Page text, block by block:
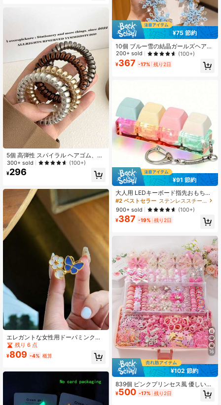
5個 高弾性 スパイラル ヘアゴム、シ
ームレス ヘアゴム、オーバーサイズ
ヘアスクランチ、ビューティー、ホ
ーム、ヘアアクセサリー
300+ sold (100+)
¥296
エレガントな女性用ドーパミンクロ
ーバー蝶18Kゴールドメッキ調整可
能ラグジュアリーファッションリン
グ
残り 6 点
¥809 -4% 概算
¥75 節約
10個 ブルー雪の結晶ガールズヘアク
リップ、女の子へのギフト、ファッ
ショナブルなガールズヘアアクセサ
リー、立体的な雪の結晶の形、女の
200+ sold (100+)
¥367 -17% 残り2日
¥91 節約
大人用 LEDキーボード指先おもちゃ
| LEDキーチェーン | 不安とストレス
を解消 学校用
#2 ベストセラー
ステンレススチール キーホルダー&アクセサリー
900+ sold
(100+)
¥387 -19% 残り2日
16
¥102 節約
839個 ピンクプリンセス風 優しいヘ
アアクセサリーセット、女の子向
け。ゴールドグリッター水玉リボン/
¥500 -17% 残り2日